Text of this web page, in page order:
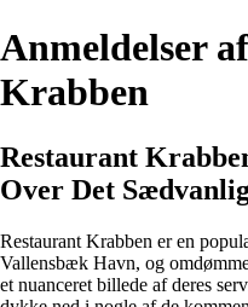
Anmeldelser
Krabben
Restaurant
Over Det
Restaurant Krabben er en
Vallensbæk Havn, og
et nuanceret billede af deres